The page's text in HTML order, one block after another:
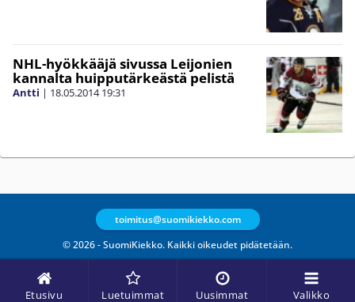
Etusivu Luetuimmat Uusimmat Valikko
NHL-hyökkääjä sivussa Leijonien
kannalta huipputärkeästä pelistä
Antti | 18.05.2014 19:31
© 2026 - SuomiKiekko. Kaikki oikeudet pidätetään.
toimitus@suomikiekko.com